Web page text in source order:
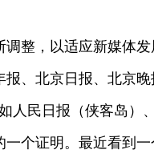
调整，以适应新媒体
报、北京日报、北京
人民日报（侠客岛）
一个证明。最近看到